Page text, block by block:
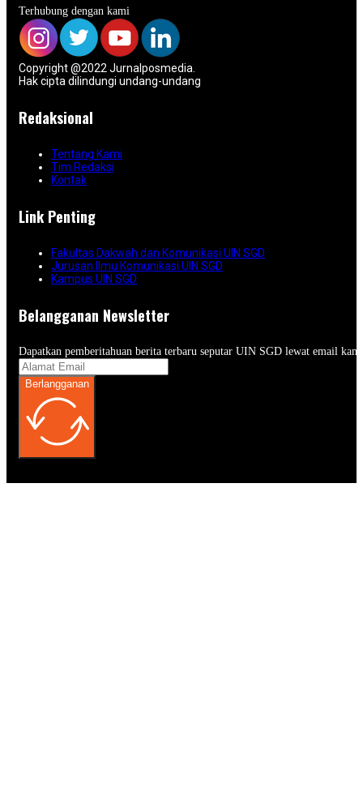
Terhubung dengan kami
Copyright @2022 Jurnalposmedia.
Hak cipta dilindungi undang-undang
Redaksional
Tentang Kami
Tim Redaksi
Kontak
Link Penting
Fakultas Dakwah dan Komunikasi UIN SGD
Jurusan Ilmu Komunikasi UIN SGD
Kampus UIN SGD
Belangganan Newsletter
Dapatkan pemberitahuan berita terbaru seputar UIN SGD lewat email
Berlangganan